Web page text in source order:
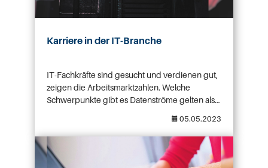
Karriere in der IT-Branche
IT-Fachkräfte sind gesucht und verdienen gut,
zeigen die Arbeitsmarktzahlen. Welche
Schwerpunkte gibt es Datenströme gelten als
Künstliche Intelligenz (KI) begleitet uns im
Alltag. Im Smart Home vernetzen sich
Saugroboter mit mobilen Endgeräten. Damit all
das reibungslos klappt und die Daten frei sind
The post Karriere in der IT-Branche appeared
05.05.2023